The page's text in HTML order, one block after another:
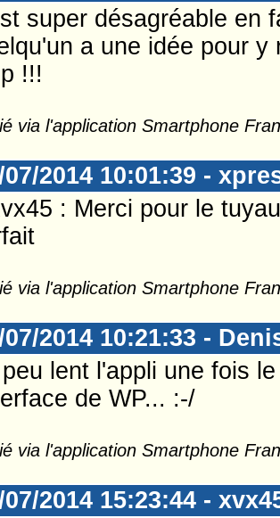
super désagréable en
a une idée pour y
!!!
via l'application Smartphone
07/2014 10:01:39 -
: Merci pour le
via l'application Smartphone
07/2014 10:21:33 -
lent l'appli une fois
de WP... :-/
via l'application Smartphone
07/2014 15:23:44 -